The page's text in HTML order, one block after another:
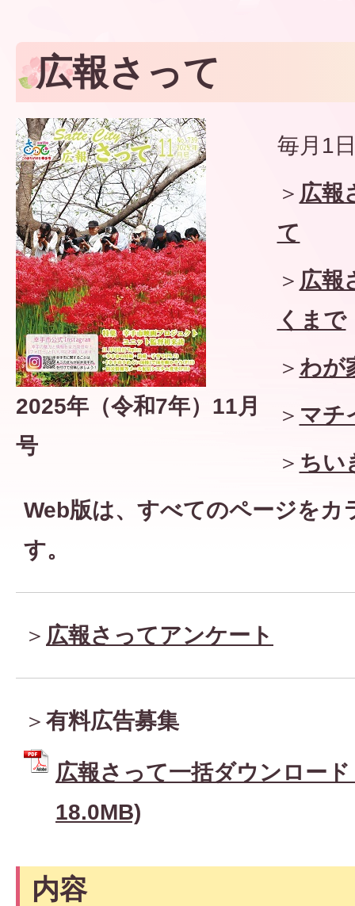
広報さって
2025年（令和7年）11月
号
毎月1
＞ 広報
て
＞ 広報
くまで
＞ わが
＞ マチ
＞ ちい
Web版は、すべてのページをカ
す。
＞ 広報さってアンケート
＞ 有料広告募集
広報さって一括ダウンロー
18.0MB)
内容